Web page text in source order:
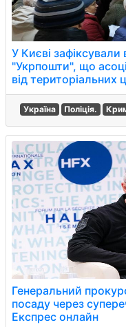
У Києві зафіксували
"Укрпошти", що
від територіальних
Україна Поліція.
Генеральний
посаду через
Експрес онлайн